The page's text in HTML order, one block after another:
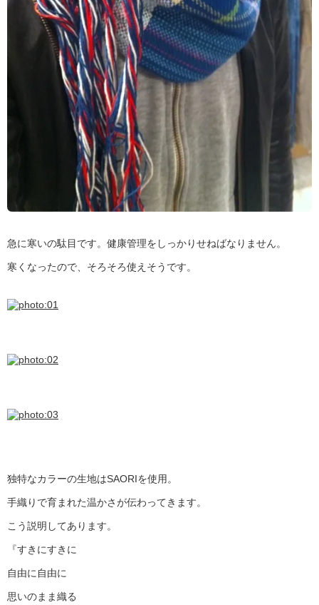
急に寒いの駄目です。健康管理をしっかりせねばなりません。
寒くなったので、そろそろ使えそうです。
独特なカラーの生地はSAORIを使用。
手織りで育まれた温かさが伝わってきます。
こう説明してあります。
『すきにすきに
自由に自由に
思いのまま織る